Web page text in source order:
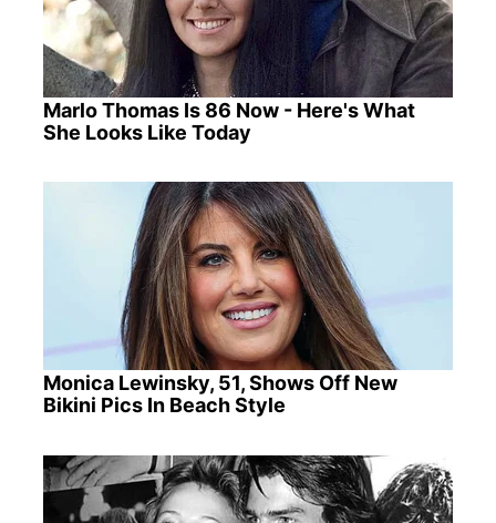
Marlo Thomas Is 86 Now - Here's What
She Looks Like Today
Monica Lewinsky, 51, Shows Off New
Bikini Pics In Beach Style